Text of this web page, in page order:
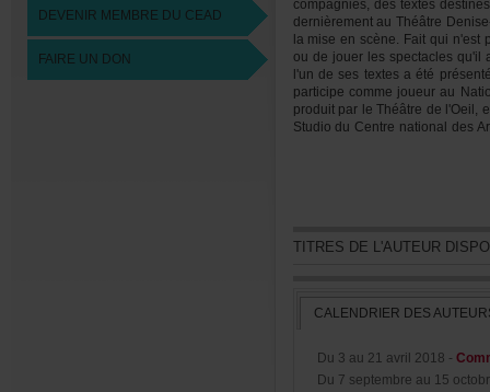
DEVENIRMEMBREDUCEAD
FAIREUNDON
Du3au21avril2018-